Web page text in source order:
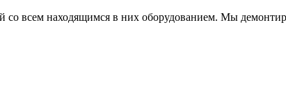
всем находящимся в них оборудованием. Мы